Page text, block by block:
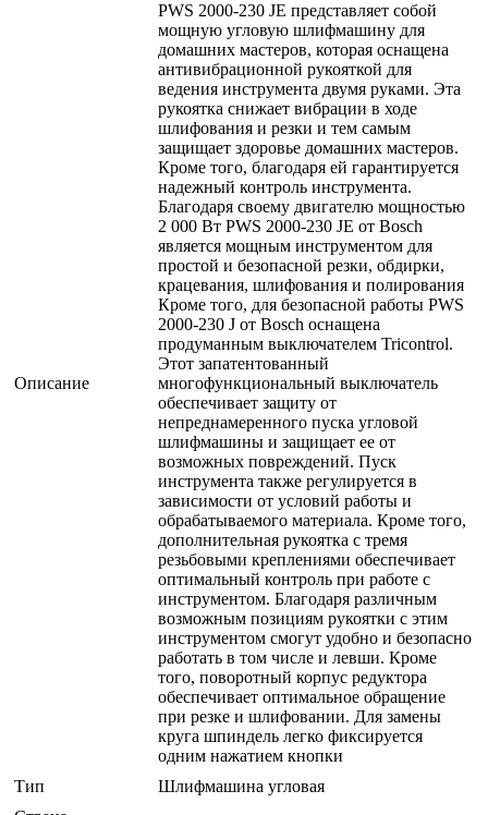
Описание
PWS 2000-230 JE представляет собой
мощную угловую шлифмашину для
домашних мастеров, которая оснащена
антивибрационной рукояткой для
ведения инструмента двумя руками. Эта
рукоятка снижает вибрации в ходе
шлифования и резки и тем самым
защищает здоровье домашних мастеров.
Кроме того, благодаря ей гарантируется
надежный контроль инструмента.
Благодаря своему двигателю мощностью
2 000 Вт PWS 2000-230 JE от Bosch
является мощным инструментом для
простой и безопасной резки, обдирки,
крацевания, шлифования и полирования
Кроме того, для безопасной работы PWS
2000-230 J от Bosch оснащена
продуманным выключателем Tricontrol.
Этот запатентованный
многофункциональный выключатель
обеспечивает защиту от
непреднамеренного пуска угловой
шлифмашины и защищает ее от
возможных повреждений. Пуск
инструмента также регулируется в
зависимости от условий работы и
обрабатываемого материала. Кроме того,
дополнительная рукоятка с тремя
резьбовыми креплениями обеспечивает
оптимальный контроль при работе с
инструментом. Благодаря различным
возможным позициям рукоятки с этим
инструментом смогут удобно и безопасно
работать в том числе и левши. Кроме
того, поворотный корпус редуктора
обеспечивает оптимальное обращение
при резке и шлифовании. Для замены
круга шпиндель легко фиксируется
одним нажатием кнопки
Тип
Шлифмашина угловая